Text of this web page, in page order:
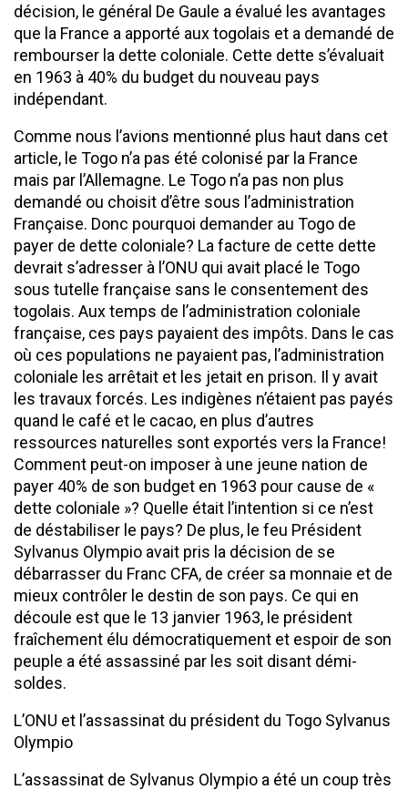
décision, le général De Gaule a évalué les avantages
que la France a apporté aux togolais et a demandé de
rembourser la dette coloniale. Cette dette s’évaluait
en 1963 à 40% du budget du nouveau pays
indépendant.
Comme nous l’avions mentionné plus haut dans cet
article, le Togo n’a pas été colonisé par la France
mais par l’Allemagne. Le Togo n’a pas non plus
demandé ou choisit d’être sous l’administration
Française. Donc pourquoi demander au Togo de
payer de dette coloniale? La facture de cette dette
devrait s’adresser à l’ONU qui avait placé le Togo
sous tutelle française sans le consentement des
togolais. Aux temps de l’administration coloniale
française, ces pays payaient des impôts. Dans le cas
où ces populations ne payaient pas, l’administration
coloniale les arrêtait et les jetait en prison. Il y avait
les travaux forcés. Les indigènes n’étaient pas payés
quand le café et le cacao, en plus d’autres
ressources naturelles sont exportés vers la France!
Comment peut-on imposer à une jeune nation de
payer 40% de son budget en 1963 pour cause de «
dette coloniale »? Quelle était l’intention si ce n’est
de déstabiliser le pays? De plus, le feu Président
Sylvanus Olympio avait pris la décision de se
débarrasser du Franc CFA, de créer sa monnaie et de
mieux contrôler le destin de son pays. Ce qui en
découle est que le 13 janvier 1963, le président
fraîchement élu démocratiquement et espoir de son
peuple a été assassiné par les soit disant démi-
soldes.
L’ONU et l’assassinat du président du Togo Sylvanus
Olympio
L’assassinat de Sylvanus Olympio a été un coup très